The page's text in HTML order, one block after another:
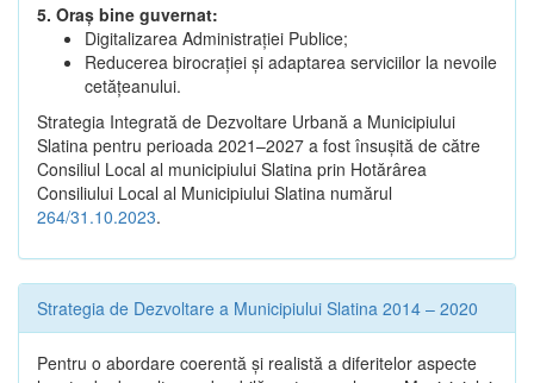
5. Oraș bine guvernat:
Digitalizarea Administrației Publice;
Reducerea birocrației și adaptarea serviciilor la nevoile
cetățeanului.
Strategia Integrată de Dezvoltare Urbană a Municipiului
Slatina pentru perioada 2021–2027 a fost însuşită de către
Consiliul Local al municipiului Slatina prin Hotărârea
Consiliului Local al Municipiului Slatina numărul
264/31.10.2023.
Strategia de Dezvoltare a Municipiului Slatina 2014 – 2020
Pentru o abordare coerentă şi realistă a diferitelor aspecte